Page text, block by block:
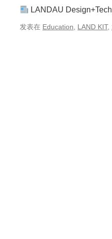
LANDAU
发表在 Education LAND KIT,